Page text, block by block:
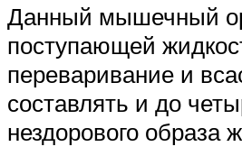
Данный мышечный
поступающей
переваривание и
составлять и до
нездорового образа